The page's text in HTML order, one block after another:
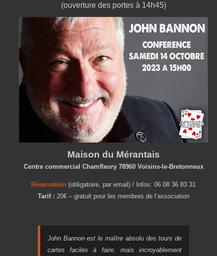
(ouverture des portes à 14h45)
Maison du Mérantais
Centre commercial Chamfleury 78960 Voisins-le-Bretonneux
Réservation (obligatoire, par email) / Infos: 06 08 36 83 31
Tarif : 20€ – gratuit pour les membres de l’association
John Bannon est le maître absolu des tours de
cartes faciles à faire, mais incroyablement